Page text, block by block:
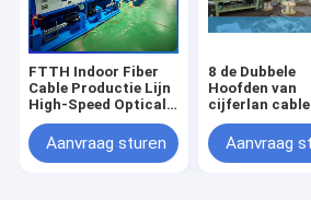
FTTH Indoor Fiber
Cable Productie Lijn
High-Speed Optical
Cable
Manufacturing
Aanvraag sturen
8 de Dubbele
Hoofden van
cijferlan cable
winding
withAanvraag